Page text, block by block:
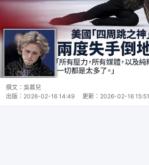
撰文： 吳慕兒
出版： 2026-02-16 14:49 更新： 2026-02-16 15:51